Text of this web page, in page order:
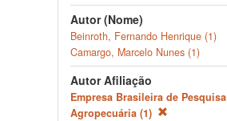
Autor (Nome)
Beinroth, Fernando Henrique (1)
Camargo, Marcelo Nunes (1)
Autor Afiliação
Empresa Brasileira de Pesquisa
Agropecuária (1)